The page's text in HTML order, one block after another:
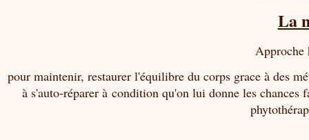
La
Approche
pour maintenir, restaurer l'équilibre du corps grace à des
à s'auto-réparer à condition qu'on lui donne les chances